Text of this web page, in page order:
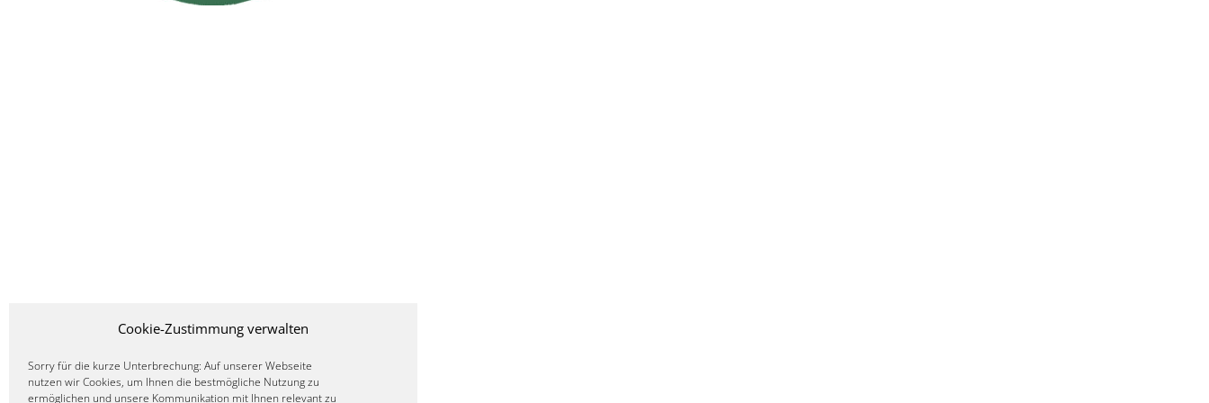
Cookie-Zustimmung verwalten
Sorry für die kurze Unterbrechung: Auf unserer Webseite
nutzen wir Cookies, um Ihnen die bestmögliche Nutzung zu
ermöglichen und unsere Kommunikation mit Ihnen relevant zu